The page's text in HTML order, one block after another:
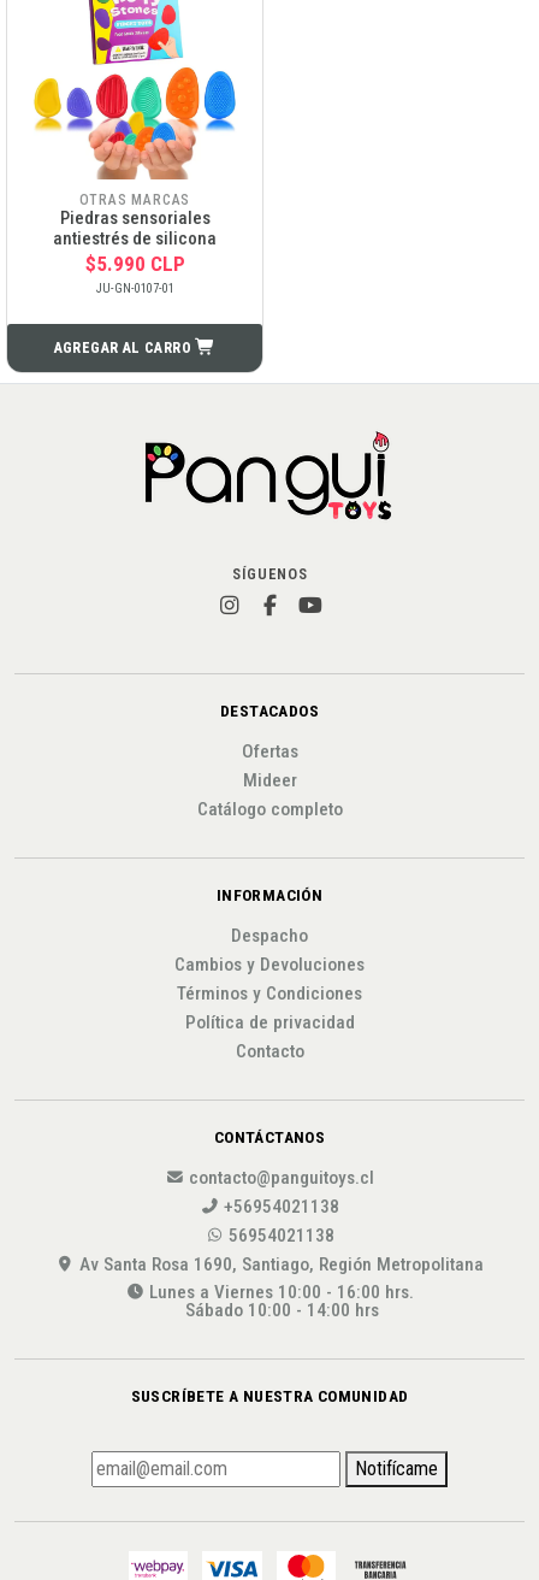
OTRAS MARCAS
Piedras sensoriales
antiestrés de silicona
$5.990 CLP
JU-GN-0107-01
AGREGAR AL CARRO
SÍGUENOS
DESTACADOS
Ofertas
Mideer
Catálogo completo
INFORMACIÓN
Despacho
Cambios y Devoluciones
Términos y Condiciones
Política de privacidad
Contacto
CONTÁCTANOS
contacto@panguitoys.cl
+56954021138
56954021138
Av Santa Rosa 1690, Santiago, Región Metropolitana
Lunes a Viernes 10:00 - 16:00 hrs.
Sábado 10:00 - 14:00 hrs
SUSCRÍBETE A NUESTRA COMUNIDAD
Notifícame